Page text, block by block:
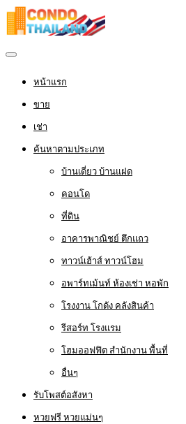
หน้าแรก
ขาย
เช่า
ค้นหาตามประเภท
บ้านเดี่ยว บ้านแฝด
คอนโด
ที่ดิน
อาคารพาณิชย์ ตึกแถว
ทาวน์เฮ้าส์ ทาวน์โฮม
อพาร์ทเม้นท์ ห้องเช่า หอพัก
โรงงาน โกดัง คลังสินค้า
รีสอร์ท โรงแรม
โฮมออฟฟิต สำนักงาน พื้นที่
อื่นๆ
รับโพสต์อสังหา
หวยฟรี หวยแม่นๆ